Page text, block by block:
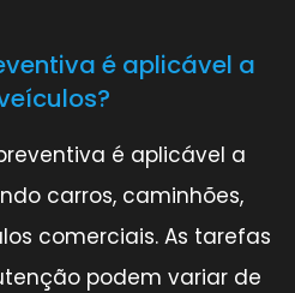
é aplicável a
é aplicável a
carros, caminhões,
comerciais. As tarefas
podem variar de